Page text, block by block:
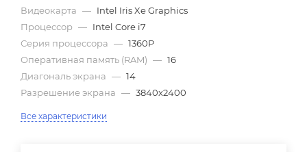
Видеокарта — Intel Iris Xe Graphics
Процессор — Intel Core i7
Серия процессора — 1360P
Оперативная память (RAM) — 16
Диагональ экрана — 14
Разрешение экрана — 3840x2400
Все характеристики